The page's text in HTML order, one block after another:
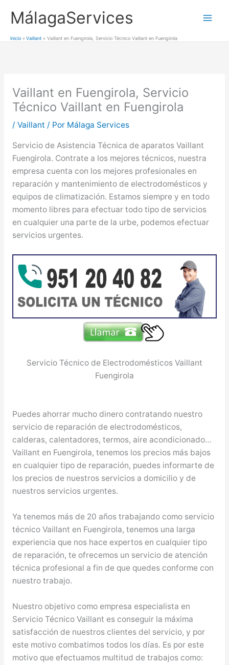
MálagaServices
Inicio Vaillant Vaillant en Fuengirola, Servicio Técnico Vaillant en Fuengirola
Vaillant en Fuengirola, Servicio
Técnico Vaillant en Fuengirola
/ Vaillant / Por Málaga Services
Servicio de Asistencia Técnica de aparatos Vaillant
Fuengirola. Contrate a los mejores técnicos, nuestra
empresa cuenta con los mejores profesionales en
reparación y mantenimiento de electrodomésticos y
equipos de climatización. Estamos siempre y en todo
momento libres para efectuar todo tipo de servicios
en cualquier una parte de la urbe, podemos efectuar
servicios urgentes.
Servicio Técnico de Electrodomésticos Vaillant
Fuengirola
Puedes ahorrar mucho dinero contratando nuestro
servicio de reparación de electrodomésticos,
calderas, calentadores, termos, aire acondicionado…
Vaillant en Fuengirola, tenemos los precios más bajos
en cualquier tipo de reparación, puedes informarte de
los precios de nuestros servicios a domicilio y de
nuestros servicios urgentes.
Ya tenemos más de 20 años trabajando como servicio
técnico Vaillant en Fuengirola, tenemos una larga
experiencia que nos hace expertos en cualquier tipo
de reparación, te ofrecemos un servicio de atención
técnica profesional a fin de que quedes conforme con
nuestro trabajo.
Nuestro objetivo como empresa especialista en
Servicio Técnico Vaillant es conseguir la máxima
satisfacción de nuestros clientes del servicio, y por
este motivo combatimos todos los días. Es por este
motivo que efectuamos multitud de trabajos como: